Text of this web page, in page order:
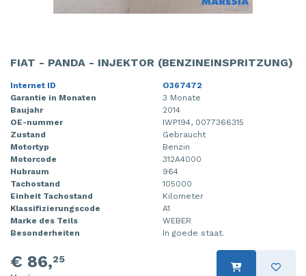
FIAT - PANDA - INJEKTOR (BENZINEINSPRITZUNG)
Internet ID
O367472
Garantie in Monaten
3 Monate
Baujahr
2014
OE-nummer
IWP194, 0077366315
Zustand
Gebraucht
Motortyp
Benzin
Motorcode
312A4000
Hubraum
964
Tachostand
105000
Einheit Tachostand
Kilometer
Klassifizierungscode
A1
Marke des Teils
WEBER
Besonderheiten
In goede staat.
€ 86,25